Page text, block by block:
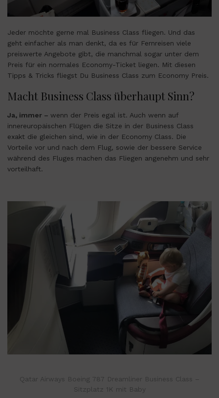
Jeder möchte gerne mal Business Class fliegen. Und das
geht einfacher als man denkt, da es für Fernreisen viele
preiswerte Angebote gibt, die manchmal sogar unter dem
Preis für ein normales Economy-Ticket liegen. Mit diesen
Tipps & Tricks fliegst Du Business Class zum Economy Preis.
Macht Business Class überhaupt Sinn?
Ja, immer – wenn der Preis egal ist. Auch wenn auf
innereuropäischen Flügen die Sitze in der Business Class
exakt die gleichen sind, wie in der Economy Class. Die
Vorteile vor und nach dem Flug, sowie der bessere Service
während des Fluges machen das Fliegen angenehm und sehr
vorteilhaft.
Qatar Airways Boeing 787 Dreamliner Business Class –
Sitzplatz 1K mit Baby